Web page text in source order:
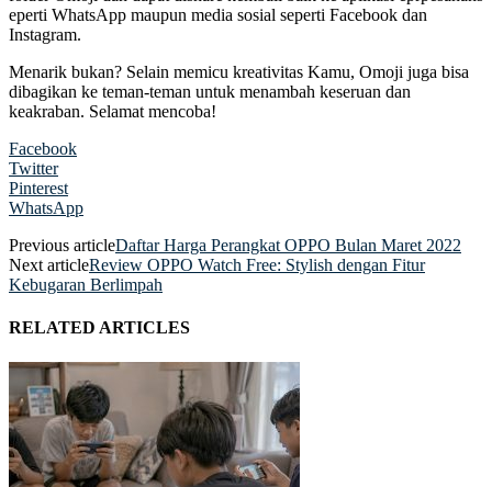
eperti WhatsApp maupun media sosial seperti Facebook dan
Instagram.
Menarik bukan? Selain memicu kreativitas Kamu, Omoji juga bisa
dibagikan ke teman-teman untuk menambah keseruan dan
keakraban. Selamat mencoba!
Facebook
Twitter
Pinterest
WhatsApp
Previous articleDaftar Harga Perangkat OPPO Bulan Maret 2022
Next articleReview OPPO Watch Free: Stylish dengan Fitur
Kebugaran Berlimpah
RELATED ARTICLES